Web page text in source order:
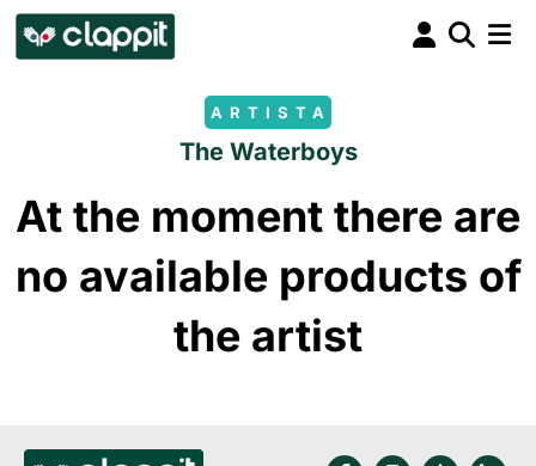
ARTISTA
The Waterboys
At the moment there are
no available products of
the artist